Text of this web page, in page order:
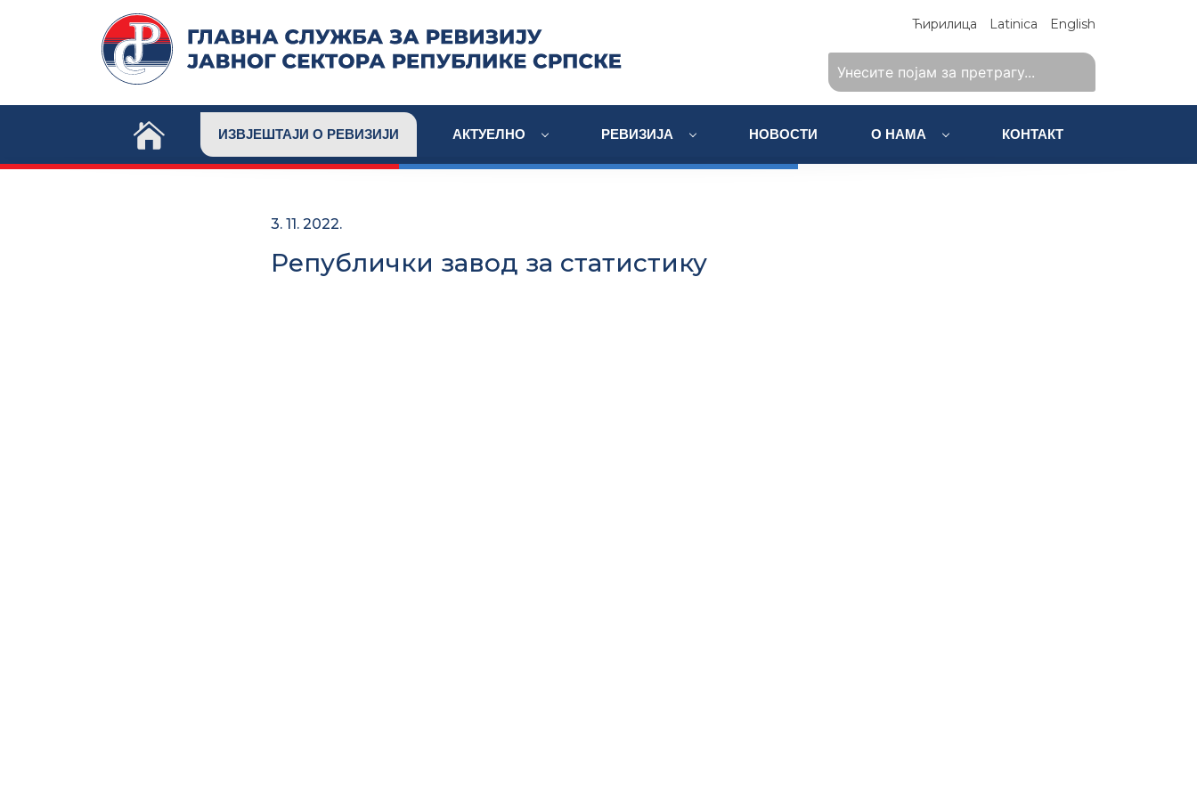
Ћирилица Latinica English
ИЗВЈЕШТАЈИ О РЕВИЗИЈИ АКТУЕЛНО РЕВИЗИЈА НОВОСТИ О НАМА КОНТАКТ
3. 11. 2022.
Републички завод за статистику